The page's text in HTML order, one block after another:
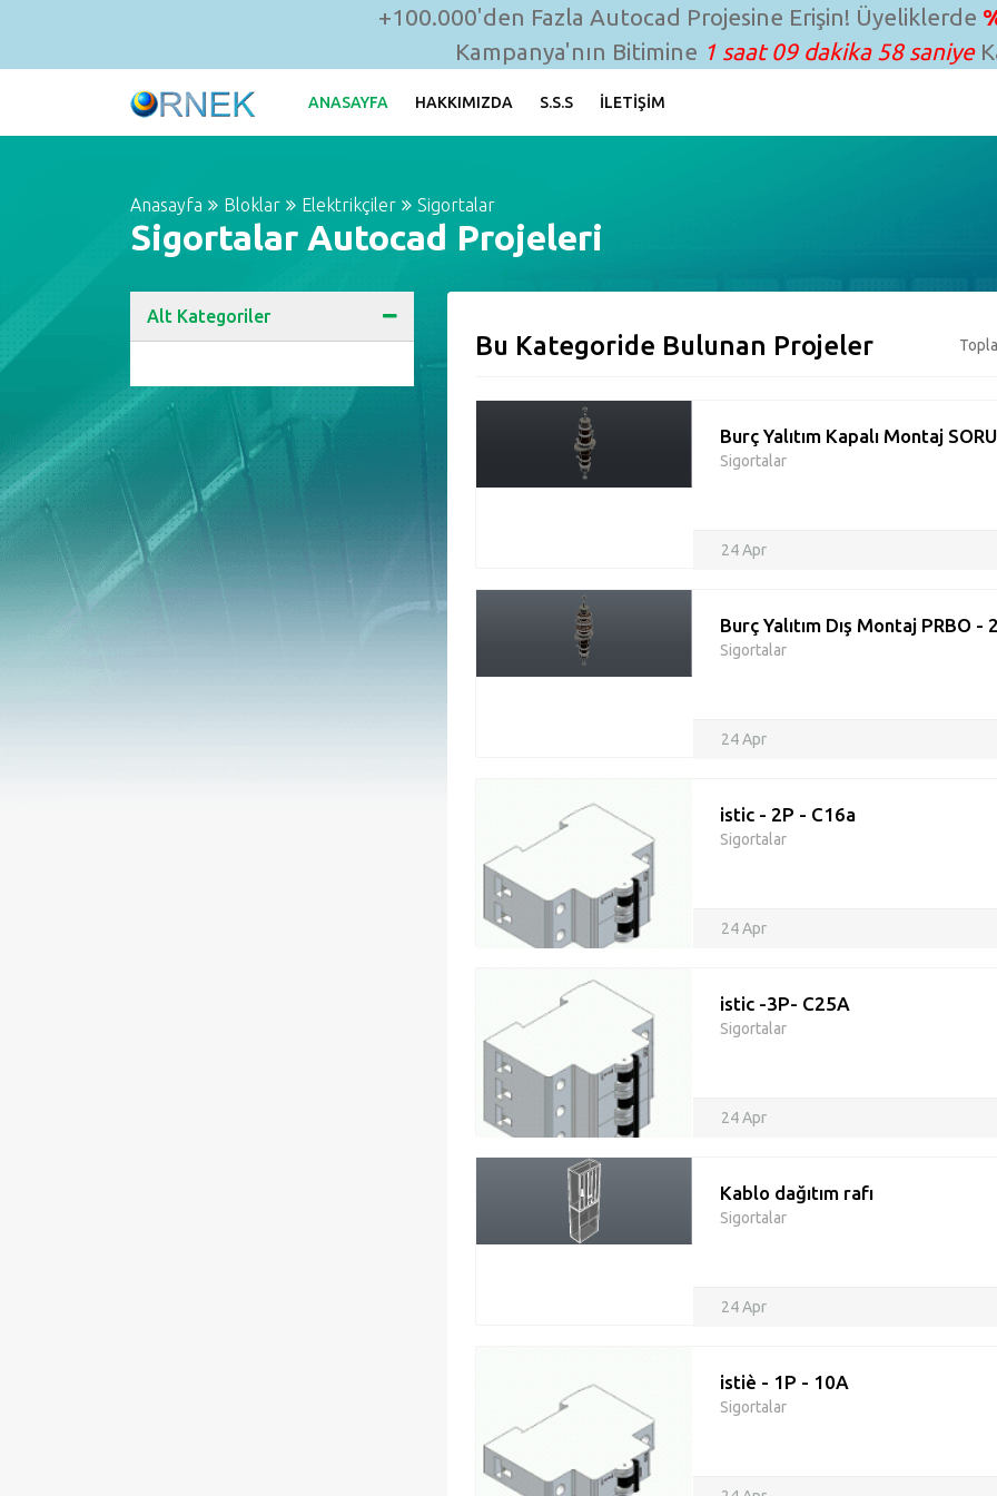
+100.000'den Fazla Autocad Projesine Erişin! Üyeliklerde
Kampanya'nın Bitimine 1 saat 09 dakika 57 saniye
ANASAYFA HAKKIMIZDA S.S.S İLETIŞIM
Anasayfa Bloklar Elektrikçiler Sigortalar
Sigortalar Autocad Projeleri
Alt Kategoriler
Bu Kategoride Bulunan Projeler
Burç Yalıtım Kapalı Montaj
Sigortalar
24 Apr
Burç Yalıtım Dış Montaj PRBO -
Sigortalar
24 Apr
istic - 2P - C16a
Sigortalar
24 Apr
istic -3P- C25A
Sigortalar
24 Apr
Kablo dağıtım rafı
Sigortalar
24 Apr
istiè - 1P - 10A
Sigortalar